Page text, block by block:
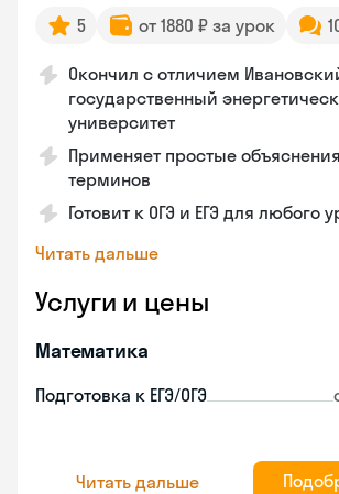
5 от 1880 ₽ за урок
Окончил с отличием
государственный
университет
Применяет простые
терминов
Готовит к ОГЭ и ЕГЭ для любого
Читать дальше
Услуги и цены
Математика
Подготовка к ЕГЭ/ОГЭ
Читать дальше